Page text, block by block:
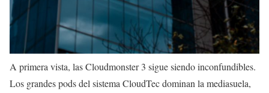
A primera vista, las Cloudmonster 3 sigue siendo inconfundibles.
Los grandes pods del sistema CloudTec dominan la mediasuela,